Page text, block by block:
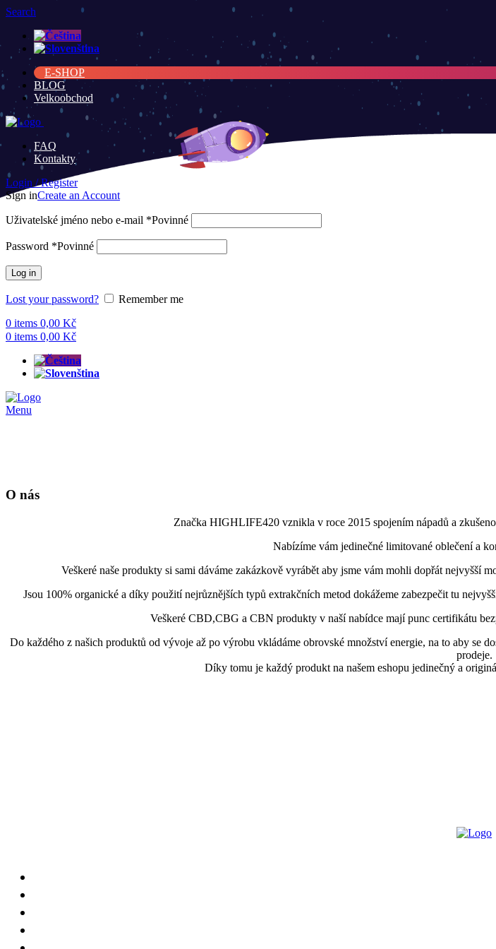
Search
E-SHOP
BLOG
Velkoobchod
FAQ
Kontakty
Login / Register
Sign inCreate an Account
Uživatelské jméno nebo e-mail *Povinné
Password *Povinné
Log in
Lost your password?
Remember me
0 items 0,00 Kč
0 items 0,00 Kč
Menu
O nás
Značka HIGHLIFE420 vznikla v roce 2015 spojením nápadů a
Nabízíme vám jedinečné limitované oblečení a
Veškeré naše produkty si sami dáváme zakázkově vyrábět aby jsme vám mohli dopřát nejvyšší
Jsou 100% organické a díky použití nejrůznějších typů extrakčních metod dokážeme zabezpečit tu
Veškeré CBD,CBG a CBN produkty v naší nabídce mají punc certifikátu
Do každého z našich produktů od vývoje až po výrobu vkládáme obrovské množství energie, na to aby se
prodeje.
Díky tomu je každý produkt na našem eshopu jedinečný a